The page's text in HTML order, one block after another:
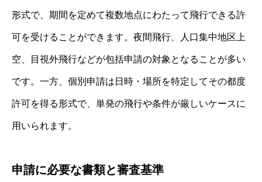
形式で、期間を定めて複数地点にわたって飛行できる許
可を受けることができます。夜間飛行、人口集中地区上
空、目視外飛行などが包括申請の対象となることが多い
です。一方、個別申請は日時・場所を特定してその都度
許可を得る形式で、単発の飛行や条件が厳しいケースに
用いられます。
申請に必要な書類と審査基準